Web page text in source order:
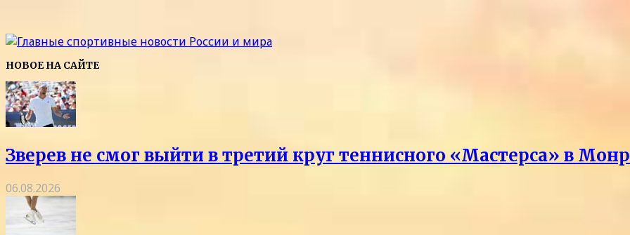
НОВОЕ НА САЙТЕ
Зверев не смог выйти в третий круг теннисного «Мастерса» в
06.08.2026